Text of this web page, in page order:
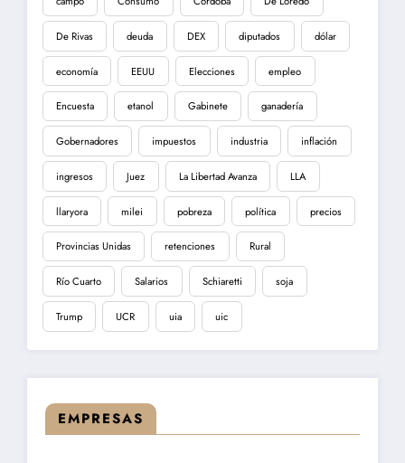
De Rivas deuda DEX diputados dólar
economía EEUU Elecciones empleo
Encuesta etanol Gabinete ganadería
Gobernadores impuestos industria inflación
ingresos Juez La Libertad Avanza LLA
llaryora milei pobreza política precios
Provincias Unidas retenciones Rural
Río Cuarto Salarios Schiaretti soja
Trump UCR uia uic
EMPRESAS